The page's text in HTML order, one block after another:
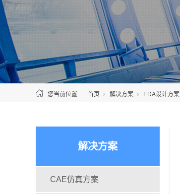
您当前位置: 首页 解决方案 EDA设计方案
解决方案
CAE仿真方案